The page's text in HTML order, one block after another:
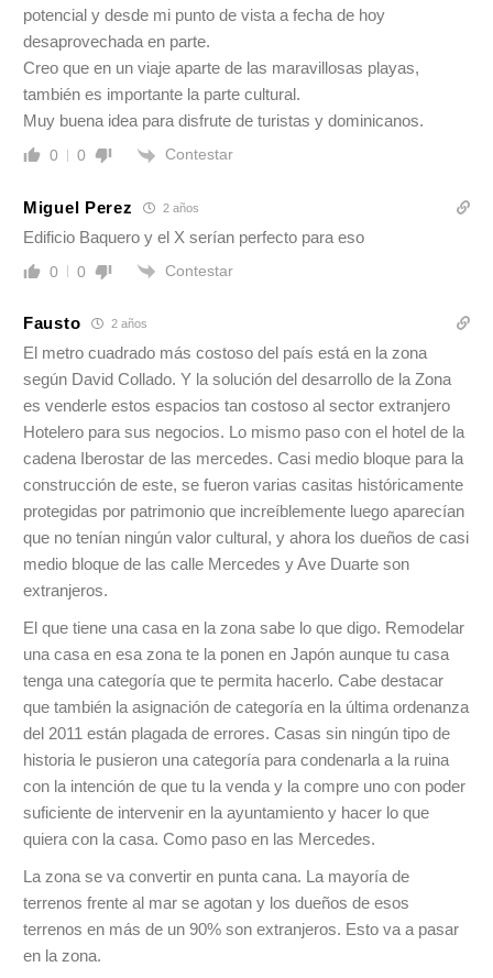
potencial y desde mi punto de vista a fecha de hoy
desaprovechada en parte.
Creo que en un viaje aparte de las maravillosas playas,
también es importante la parte cultural.
Muy buena idea para disfrute de turistas y dominicanos.
0 0 Contestar
Miguel Perez 2 años
Edificio Baquero y el X serían perfecto para eso
0 0 Contestar
Fausto 2 años
El metro cuadrado más costoso del país está en la zona
según David Collado. Y la solución del desarrollo de la Zona
es venderle estos espacios tan costoso al sector extranjero
Hotelero para sus negocios. Lo mismo paso con el hotel de la
cadena Iberostar de las mercedes. Casi medio bloque para la
construcción de este, se fueron varias casitas históricamente
protegidas por patrimonio que increíblemente luego aparecían
que no tenían ningún valor cultural, y ahora los dueños de casi
medio bloque de las calle Mercedes y Ave Duarte son
extranjeros.
El que tiene una casa en la zona sabe lo que digo. Remodelar
una casa en esa zona te la ponen en Japón aunque tu casa
tenga una categoría que te permita hacerlo. Cabe destacar
que también la asignación de categoría en la última ordenanza
del 2011 están plagada de errores. Casas sin ningún tipo de
historia le pusieron una categoría para condenarla a la ruina
con la intención de que tu la venda y la compre uno con poder
suficiente de intervenir en la ayuntamiento y hacer lo que
quiera con la casa. Como paso en las Mercedes.
La zona se va convertir en punta cana. La mayoría de
terrenos frente al mar se agotan y los dueños de esos
terrenos en más de un 90% son extranjeros. Esto va a pasar
en la zona.